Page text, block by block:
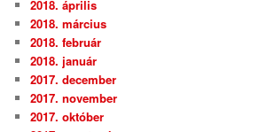
2018. április
2018. március
2018. február
2018. január
2017. december
2017. november
2017. október